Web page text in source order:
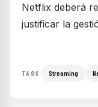
Netflix deberá
justificar la
TAGS Streaming